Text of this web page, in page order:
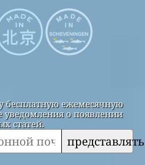
бесплатную ежемесячную
уведомления о появлении
статей.